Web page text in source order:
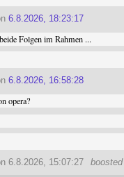
6.8.2026, 18:23:17
Folgen im Rahmen ...
6.8.2026, 16:58:28
opera?
boosted
6.8.2026, 15:07:27